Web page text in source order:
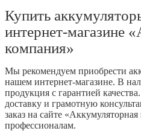
Купить
интернет-магазине
компания»
Мы рекомендуем приобрести
нашем интернет-магазине. В
продукция с гарантией
доставку и грамотную
заказ на сайте
профессионалам.